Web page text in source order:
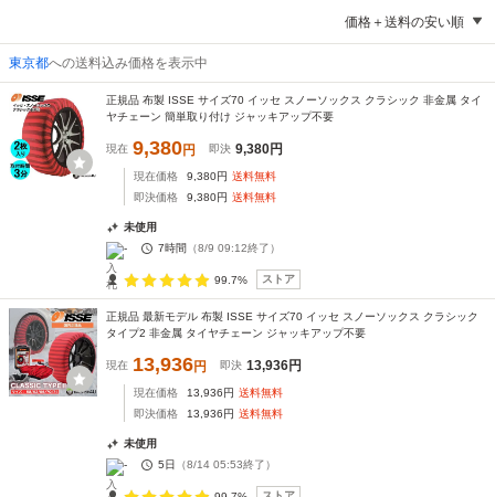
価格＋送料の安い順
東京都への送料込み価格を表示中
正規品 布製 ISSE サイズ70 イッセ スノーソックス クラシック 非金属 タイ
ヤチェーン 簡単取り付け ジャッキアップ不要
現在 9,380円 即決 9,380円
現在価格 9,380円 送料無料
即決価格
9,380円 送料無料
未使用
-
7時間 （8/9 09:12終了）
99.7% ストア
正規品 最新モデル 布製 ISSE サイズ70 イッセ スノーソックス クラシック
タイプ2 非金属 タイヤチェーン ジャッキアップ不要
現在 13,936円 即決 13,936円
現在価格 13,936円 送料無料
即決価格
13,936円 送料無料
未使用
-
5日 （8/14 05:53終了）